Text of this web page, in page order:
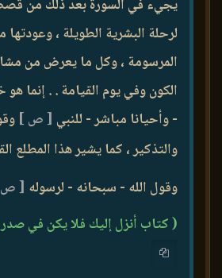
يجيء في السورة بعد ذلك من
لرحلة البشرية الطويلة ، وعودتها
المرسومة ، وكل ما يعرض من
الكون وفي يوم القيامة . . إنما
- وأحيانا مباشر - للنبي [ ص ]
والتذكير ، كما يشير هذا المطلع
وقول الله - سبحانه - لرسوله [
( كتاب أنزل إليك فلا يكن في